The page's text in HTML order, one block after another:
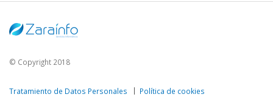
© Copyright 2018
Tratamiento de Datos Personales Política de cookies